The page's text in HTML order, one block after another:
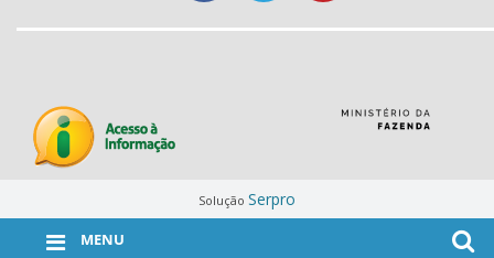
MENU
Solução Serpro